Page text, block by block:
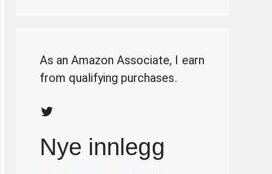
As an Amazon Associate, I earn
from qualifying purchases.
Twitter
Nye innlegg